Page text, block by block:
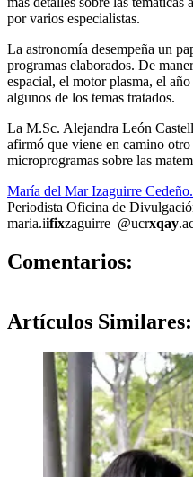
por varios especialistas.
La astronomía desempeña un
programas elaborados. De
espacial, el motor plasma, el
algunos de los temas tratados.
La M.Sc. Alejandra León
afirmó que viene en camino
microprogramas sobre las
María del Mar Izaguirre Cedeño.
Periodista Oficina de
maria.iifixzaguirre @ucrxqay
Comentarios:
Artículos Similares: